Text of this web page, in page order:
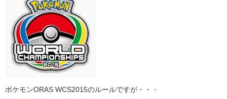
ポケモンORAS WCS2015のルールですが・・・